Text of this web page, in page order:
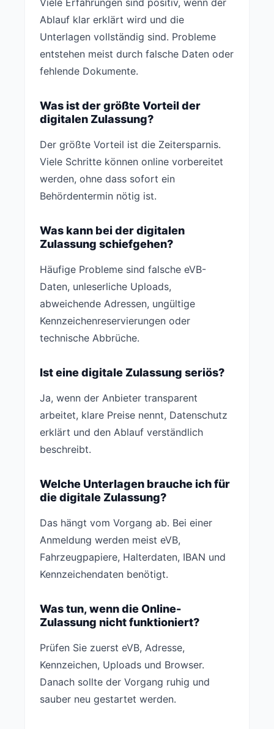
Ablauf klar erklärt wird und die
Unterlagen vollständig sind. Probleme
entstehen meist durch falsche Daten oder
fehlende Dokumente.
Was ist der größte Vorteil der
digitalen Zulassung?
Der größte Vorteil ist die Zeitersparnis.
Viele Schritte können online vorbereitet
werden, ohne dass sofort ein
Behördentermin nötig ist.
Was kann bei der digitalen
Zulassung schiefgehen?
Häufige Probleme sind falsche eVB-
Daten, unleserliche Uploads,
abweichende Adressen, ungültige
Kennzeichenreservierungen oder
technische Abbrüche.
Ist eine digitale Zulassung seriös?
Ja, wenn der Anbieter transparent
arbeitet, klare Preise nennt, Datenschutz
erklärt und den Ablauf verständlich
beschreibt.
Welche Unterlagen brauche ich für
die digitale Zulassung?
Das hängt vom Vorgang ab. Bei einer
Anmeldung werden meist eVB,
Fahrzeugpapiere, Halterdaten, IBAN und
Kennzeichendaten benötigt.
Was tun, wenn die Online-
Zulassung nicht funktioniert?
Prüfen Sie zuerst eVB, Adresse,
Kennzeichen, Uploads und Browser.
Danach sollte der Vorgang ruhig und
sauber neu gestartet werden.